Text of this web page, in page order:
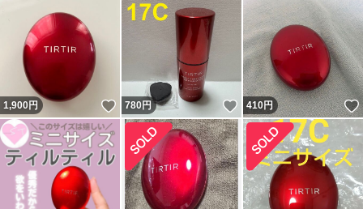
1,900円 いいね！
780円 いいね！
410円